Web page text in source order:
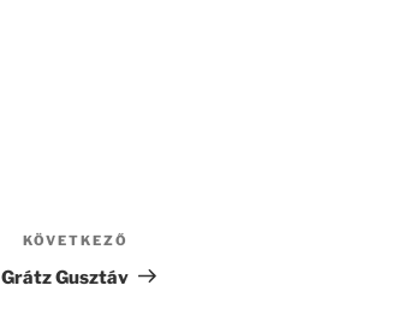
bejegyzés
KÖVETKEZŐ
Grátz Gusztáv